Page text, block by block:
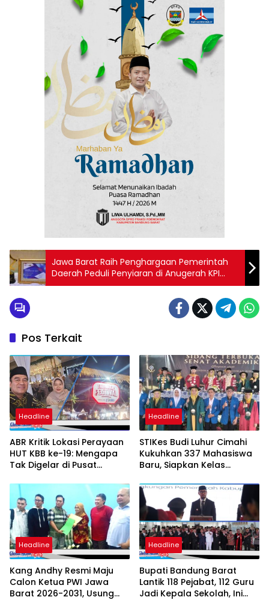
Jawa Barat Raih Penghargaan Pemerintah
Daerah Peduli Penyiaran di Anugerah KPI
2019
Pos Terkait
Headline
ABR Kritik Lokasi Perayaan
HUT KBB ke-19: Mengapa
Tak Digelar di Pusat
Headline
STIKes Budi Luhur Cimahi
Kukuhkan 337 Mahasiswa
Baru, Siapkan Kelas
Student Exchange ke
Filipina
Headline
Kang Andhy Resmi Maju
Calon Ketua PWI Jawa
Barat 2026-2031, Usung
Headline
Bupati Bandung Barat
Lantik 118 Pejabat, 112 Guru
Jadi Kepala Sekolah, Ini